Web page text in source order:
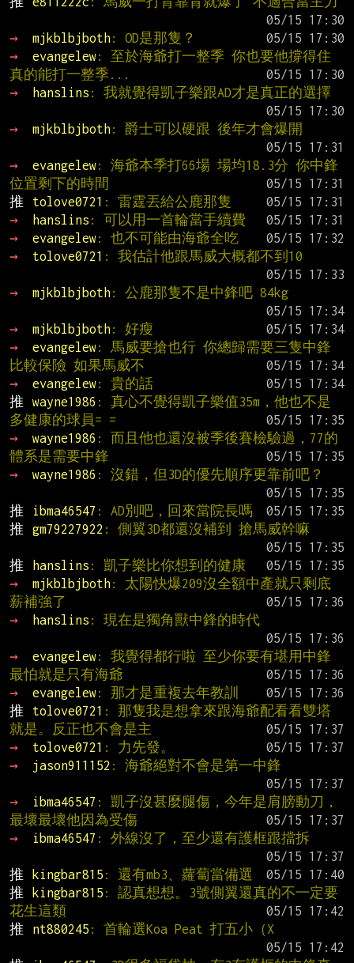
→
mjkblbjboth: OD是那隻？
→
evangelew: 至於海爺打一整季 你也要他撐得住
真的能打一整季...
→
hanslins : 我就覺得凱子樂跟AD才是真正的選擇
→
mjkblbjboth: 爵士可以硬跟 後年才會爆開
→
evangelew: 海爺本季打66場 場均18.3分 你中鋒
位置剩下的時間
推
tolove0721 : 雷霆丟給公鹿那隻
→
hanslins : 可以用一首輪當手續費
→
evangelew: 也不可能由海爺全吃
→
tolove0721 : 我估計他跟馬威大概都不到10
→
mjkblbjboth: 公鹿那隻不是中鋒吧 84kg
→
mjkblbjboth: 好瘦
→
evangelew: 馬威要搶也行 你總歸需要三隻中鋒
比較保險 如果馬威不
→
evangelew: 貴的話
推
wayne1986 : 真心不覺得凱子樂值35m，他也不是
多健康的球員= =
→
wayne1986 : 而且他也還沒被季後賽檢驗過，77的
體系是需要中鋒
→
wayne1986 : 沒錯，但3D的優先順序更靠前吧？
推
ibma46547 : AD別吧，回來當院長嗎
推
gm79227922 : 側翼3D都還沒補到 搶馬威幹嘛
推
hanslins : 凱子樂比你想到的健康
→
mjkblbjboth: 太陽快爆209沒全額中產就只剩底
薪補強了
→
hanslins : 現在是獨角獸中鋒的時代
→
evangelew: 我覺得都行啦 至少你要有堪用中鋒
最怕就是只有海爺
→
evangelew: 那才是重複去年教訓
推
tolove0721 : 那隻我是想拿來跟海爺配看看雙塔
就是。反正也不會是主
→
tolove0721 : 力先發。
→
jason911152 : 海爺絕對不會是第一中鋒
→
ibma46547 : 凱子沒甚麼腿傷，今年是肩膀動刀，
最壞最壞他因為受傷
→
ibma46547 : 外線沒了，至少還有護框跟擋拆
推
kingbar815 : 還有mb3、蘿蔔當備選
推
kingbar815 : 認真想想。3號側翼還真的不一定要
花生這類
推
nt880245 : 首輪選Koa Peat 打五小（X